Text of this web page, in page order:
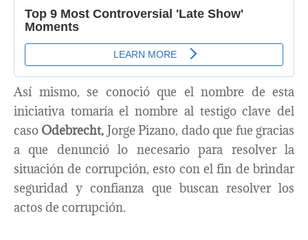
Así mismo, se conoció que el nombre de esta
iniciativa tomaría el nombre al testigo clave del
caso Odebrecht, Jorge Pizano, dado que fue gracias
a que denunció lo necesario para resolver la
situación de corrupción, esto con el fin de brindar
seguridad y confianza que buscan resolver los
actos de corrupción.